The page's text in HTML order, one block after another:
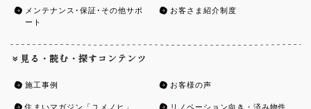
メンテナンス･保証･その他サポ
ート
お客さま紹介制度
見る・読む・探すコンテンツ
施工事例 お客様の声
住まいマガジン「ユメノヒ」
リノベーション向き・済み物件